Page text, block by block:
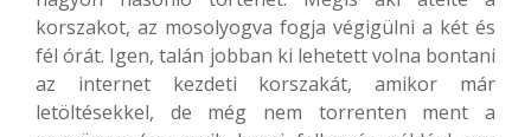
korszakot, az mosolyogva fogja végigülni a két és
fél órát. Igen, talán jobban ki lehetett volna bontani
az internet kezdeti korszakát, amikor már
letöltésekkel, de még nem torrenten ment a